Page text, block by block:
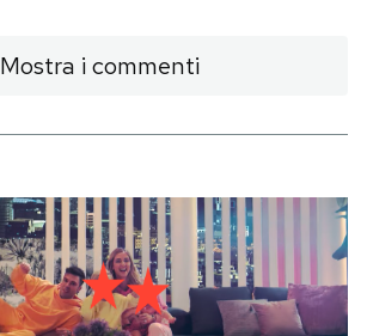
Mostra i commenti